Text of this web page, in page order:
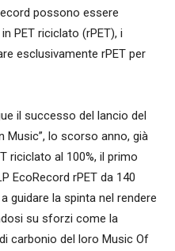
possono essere
PET riciclato (rPET), i
esclusivamente rPET per
il successo del lancio del
Music”, lo scorso anno, già
riciclato al 100%, il primo
EcoRecord rPET da 140
guidare la spinta nel rendere
su sforzi come la
carbonio del loro Music Of